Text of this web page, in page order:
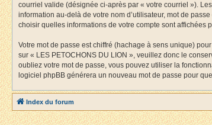
courriel valide (désignée ci-après par « votre courriel »).
information au-delà de votre nom d’utilisateur, mot de
choisir quelles informations de votre compte sont
Votre mot de passe est chiffré (hachage à sens unique)
sur « LES PETOCHONS DU LION », veuillez donc le
oubliez votre mot de passe, vous pouvez utiliser la
logiciel phpBB générera un nouveau mot de passe pour
Index du forum